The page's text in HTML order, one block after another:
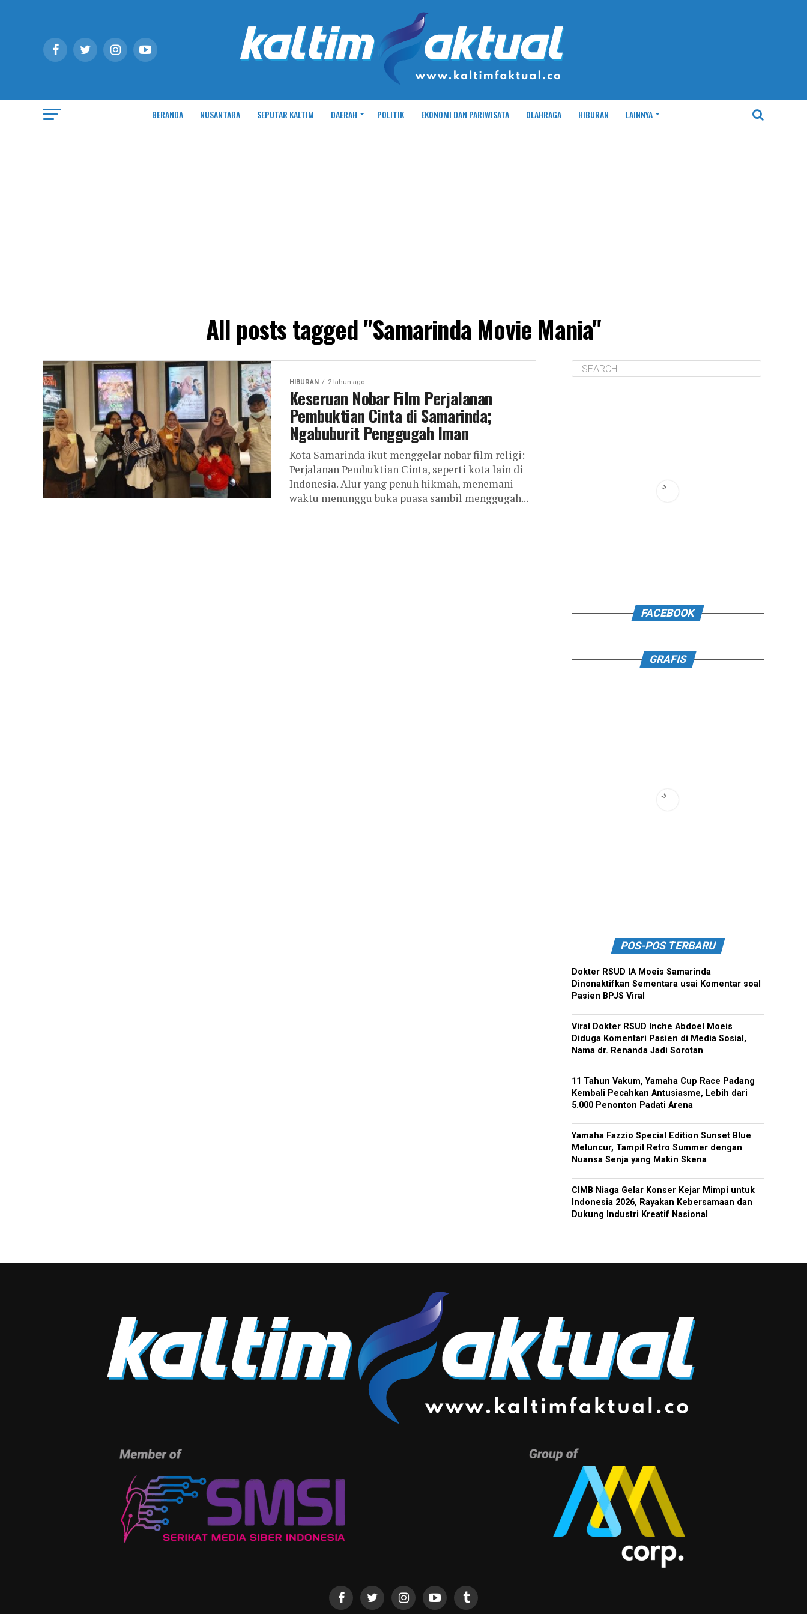
BERANDA NUSANTARA SEPUTAR KALTIM DAERAH POLITIK EKONOMI DAN PARIWISATA OLAHRAGA HIBURAN LAINNYA
All posts tagged "Samarinda Movie Mania"
HIBURAN 2 tahun ago
Keseruan Nobar Film Perjalanan
Pembuktian Cinta di Samarinda;
Ngabuburit Penggugah Iman
Kota Samarinda ikut menggelar nobar film religi:
Perjalanan Pembuktian Cinta, seperti kota lain di
Indonesia. Alur yang penuh hikmah, menemani
waktu menunggu buka puasa sambil menggugah...
FACEBOOK
GRAFIS
POS-POS TERBARU
Dokter RSUD IA Moeis Samarinda
Dinonaktifkan Sementara usai Komentar soal
Pasien BPJS Viral
Viral Dokter RSUD Inche Abdoel Moeis
Diduga Komentari Pasien di Media Sosial,
Nama dr. Renanda Jadi Sorotan
11 Tahun Vakum, Yamaha Cup Race Padang
Kembali Pecahkan Antusiasme, Lebih dari
5.000 Penonton Padati Arena
Yamaha Fazzio Special Edition Sunset Blue
Meluncur, Tampil Retro Summer dengan
Nuansa Senja yang Makin Skena
CIMB Niaga Gelar Konser Kejar Mimpi untuk
Indonesia 2026, Rayakan Kebersamaan dan
Dukung Industri Kreatif Nasional